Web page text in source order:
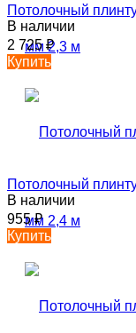
Потолочный
В наличии
2 725₽
Купить
Потолочный
В наличии
955₽
Купить